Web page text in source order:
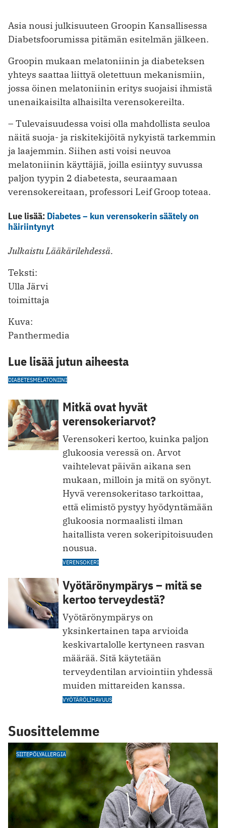
Asia nousi julkisuuteen Groopin Kansallisessa
Diabetsfoorumissa pitämän esitelmän jälkeen.
Groopin mukaan melatoniinin ja diabeteksen
yhteys saattaa liittyä oletettuun mekanismiin,
jossa öinen melatoniinin eritys suojaisi ihmistä
unenaikaisilta alhaisilta verensokereilta.
– Tulevaisuudessa voisi olla mahdollista seuloa
näitä suoja- ja riskitekijöitä nykyistä tarkemmin
ja laajemmin. Siihen asti voisi neuvoa
melatoniinin käyttäjiä, joilla esiintyy suvussa
paljon tyypin 2 diabetesta, seuraamaan
verensokereitaan, professori Leif Groop toteaa.
Lue lisää: Diabetes – kun verensokerin säätely on
häiriintynyt
Julkaistu Lääkärilehdessä.
Teksti:
Ulla Järvi
toimittaja
Kuva:
Panthermedia
Lue lisää jutun aiheesta
DIABETESMELATONIINI
Mitkä ovat hyvät
verensokeriarvot?
Verensokeri kertoo, kuinka paljon
glukoosia veressä on. Arvot
vaihtelevat päivän aikana sen
mukaan, milloin ja mitä on syönyt.
Hyvä verensokeritaso tarkoittaa,
että elimistö pystyy hyödyntämään
glukoosia normaalisti ilman
haitallista veren sokeripitoisuuden
nousua.
VERENSOKERI
Vyötärönympärys – mitä se
kertoo terveydestä?
Vyötärönympärys on
yksinkertainen tapa arvioida
keskivartalolle kertyneen rasvan
määrää. Sitä käytetään
terveydentilan arviointiin yhdessä
muiden mittareiden kanssa.
VYÖTÄRÖLIHAVUUS
Suosittelemme
SIITEPÖLYALLERGIA